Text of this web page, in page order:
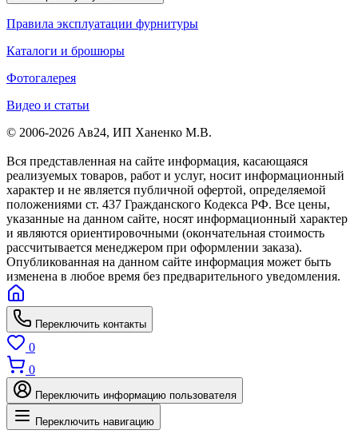
Правила эксплуатации фурнитуры
Каталоги и брошюры
Фотогалерея
Видео и статьи
© 2006-2026 Ав24, ИП Ханенко М.В.
Вся представленная на сайте информация, касающаяся
реализуемых товаров, работ и услуг, носит информационный
характер и не является публичной офертой, определяемой
положениями ст. 437 Гражданского Кодекса РФ. Все цены,
указанные на данном сайте, носят информационный характер
и являются ориентировочными (окончательная стоимость
рассчитывается менеджером при оформлении заказа).
Опубликованная на данном сайте информация может быть
изменена в любое время без предварительного уведомления.
Переключить контакты
0
0
Переключить информацию пользователя
Переключить навигацию